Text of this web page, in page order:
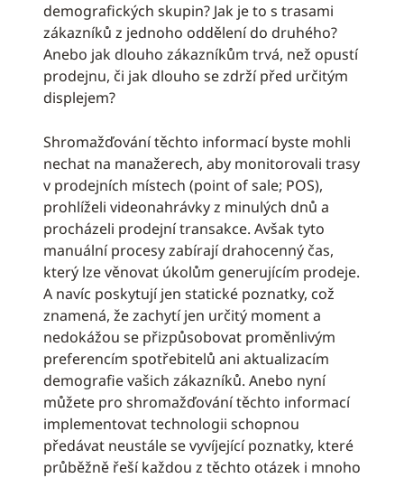
demografických skupin? Jak je to s trasami
zákazníků z jednoho oddělení do druhého?
Anebo jak dlouho zákazníkům trvá, než opustí
prodejnu, či jak dlouho se zdrží před určitým
displejem?
Shromažďování těchto informací byste mohli
nechat na manažerech, aby monitorovali trasy
v prodejních místech (point of sale; POS),
prohlíželi videonahrávky z minulých dnů a
procházeli prodejní transakce. Avšak tyto
manuální procesy zabírají drahocenný čas,
který lze věnovat úkolům generujícím prodeje.
A navíc poskytují jen statické poznatky, což
znamená, že zachytí jen určitý moment a
nedokážou se přizpůsobovat proměnlivým
preferencím spotřebitelů ani aktualizacím
demografie vašich zákazníků. Anebo nyní
můžete pro shromažďování těchto informací
implementovat technologii schopnou
předávat neustále se vyvíjející poznatky, které
průběžně řeší každou z těchto otázek i mnoho